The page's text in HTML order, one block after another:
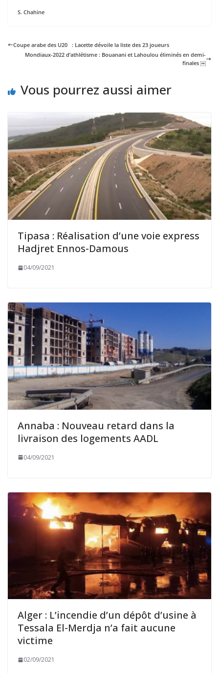
S. Chahine
Coupe arabe des U20 : Lacette dévoile la liste des 23 joueurs
Mondiaux-2022 d’athlétisme : Bouanani et Lahoulou éliminés en demi-
finales ￼
Vous pourrez aussi aimer
Tipasa : Réalisation d’une voie express
Hadjret Ennos-Damous
04/09/2021
Annaba : Nouveau retard dans la
livraison des logements AADL
04/09/2021
Alger : L’incendie d’un dépôt d’usine à
Tessala El-Merdja n’a fait aucune
victime
02/09/2021